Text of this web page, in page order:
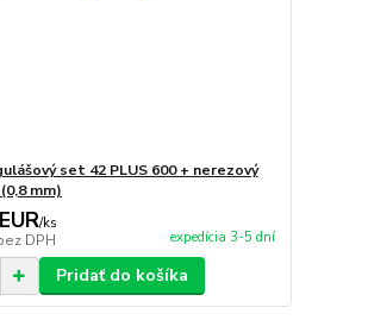
set 42 PLUS 600 + nerezový
mm)
/ks
DPH expedícia 3-5 dní
Pridať do košíka